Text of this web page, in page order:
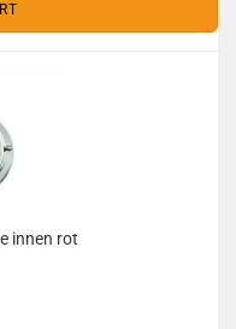
innen rot